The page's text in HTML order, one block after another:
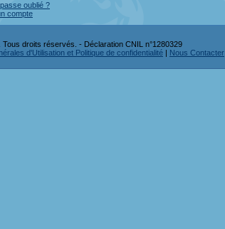
oublié ?
compte
droits réservés. - Déclaration CNIL n°1280329
d'Utilisation et Politique de confidentialité | Nous Contacter